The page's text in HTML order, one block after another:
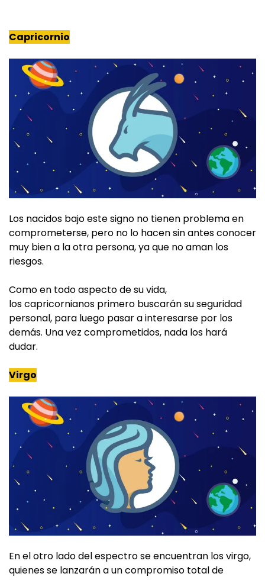
Capricornio
Los nacidos bajo este signo no tienen problema en
comprometerse, pero no lo hacen sin antes conocer
muy bien a la otra persona, ya que no aman los
riesgos.
Como en todo aspecto de su vida,
los capricornianos primero buscarán su seguridad
personal, para luego pasar a interesarse por los
demás. Una vez comprometidos, nada los hará
dudar.
Virgo
En el otro lado del espectro se encuentran los virgo,
quienes se lanzarán a un compromiso total de